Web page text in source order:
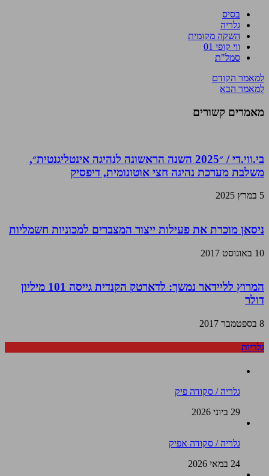
בסיס
גלריה
השקה מקומית
ווי קופי 01
סמל"ת
למאמר הקודם
למאמר הבא
מאמרים קשורים
בי.ווי.די / ״2025 השנה הראשונה לנהיגה אינטליגנטית״,
משלבת מערכת נהיגה חצי אוטונומית, דיפסיק
5 במרץ 2025
ניסאן מוכרת את פעילות ייצור המצברים למכוניות חשמליות
10 באוגוסט 2017
המרוץ לליידאר נמשך: לדארטק הקנדית גייסה 101 מיליון
דולר
8 בספטמבר 2017
גלריות
גלריה / סקודה פיק
29 ביוני 2026
גלריה / סקודה אפיק
24 במאי 2026